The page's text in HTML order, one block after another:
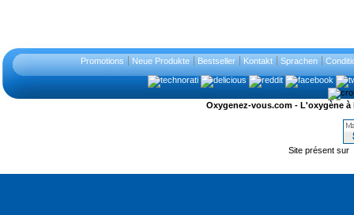
Promotions Neue Produkte Bestseller Kontakt Sprachen
Oxygenez-vous.com - L'oxygène
Site présent sur